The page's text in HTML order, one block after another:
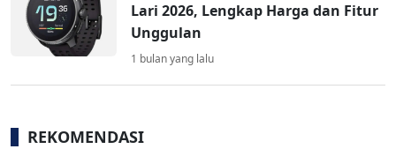
Lari 2026, Lengkap Harga dan Fitur
Unggulan
1 bulan yang lalu
REKOMENDASI